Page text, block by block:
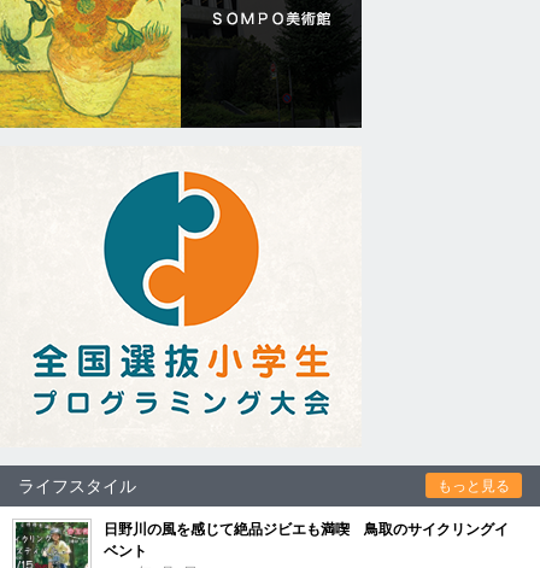
ライフスタイル もっと見る
日野川の風を感じて絶品ジビエも満喫 鳥取のサイクリングイ
ベント